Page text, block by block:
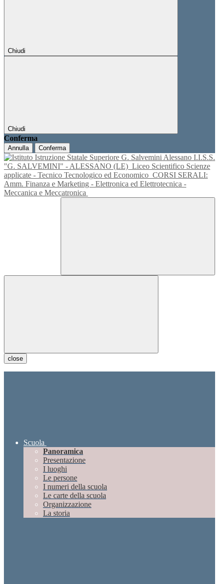
Chiudi
Chiudi
Conferma
Annulla Conferma
I.I.S.S.
"G. SALVEMINI" - ALESSANO (LE) Liceo Scientifico Scienze
applicate - Tecnico Tecnologico ed Economico CORSI SERALI:
Amm. Finanza e Marketing - Elettronica ed Elettrotecnica -
Meccanica e Meccatronica
close
Scuola
Panoramica
Presentazione
I luoghi
Le persone
I numeri della scuola
Le carte della scuola
Organizzazione
La storia